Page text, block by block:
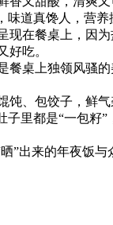
道真馋人，营养
在餐桌上，因
好吃。
桌上独领风骚
、包饺子，鲜气
里都是“一包籽”
”出来的年夜饭